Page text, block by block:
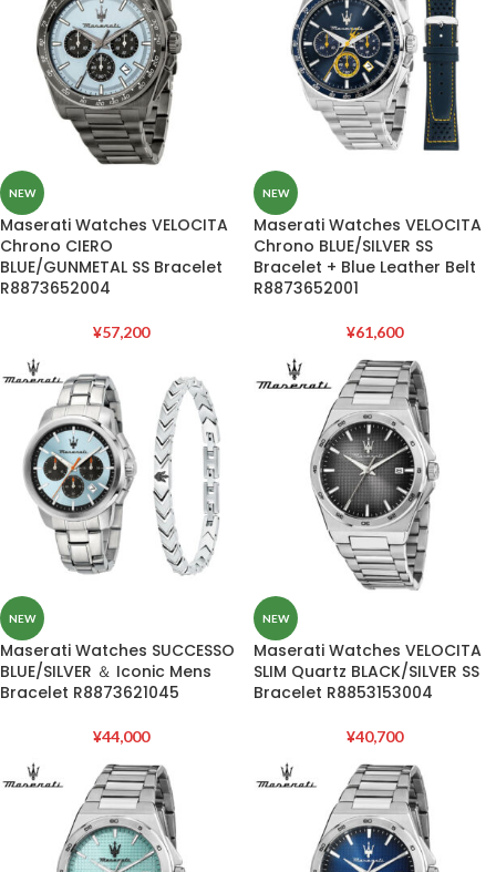
NEW
Maserati Watches VELOCITA
Chrono CIERO
BLUE/GUNMETAL SS Bracelet
R8873652004
¥57,200
NEW
Maserati Watches VELOCITA
Chrono BLUE/SILVER SS
Bracelet + Blue Leather Belt
R8873652001
¥61,600
NEW
Maserati Watches SUCCESSO
BLUE/SILVER ＆ Iconic Mens
Bracelet R8873621045
¥44,000
NEW
Maserati Watches VELOCITA
SLIM Quartz BLACK/SILVER SS
Bracelet R8853153004
¥40,700